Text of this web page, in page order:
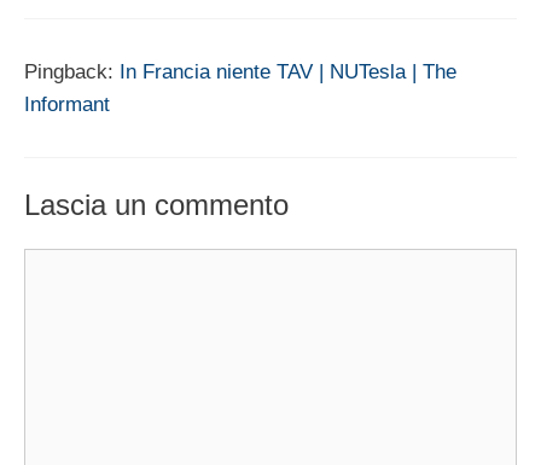
Pingback: In Francia niente TAV | NUTesla | The
Informant
Lascia un commento